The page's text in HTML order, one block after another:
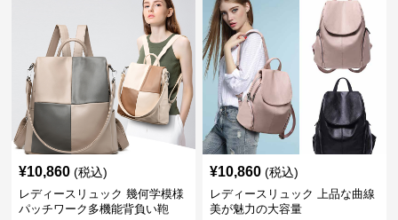
¥10,860 (税込)
レディースリュック 幾何学模様
パッチワーク多機能背負い鞄
¥10,860 (税込)
レディースリュック 上品な曲線
美が魅力の大容量